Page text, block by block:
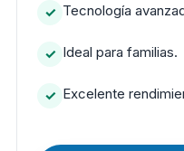
Tecnología
Ideal para familias.
Excelente